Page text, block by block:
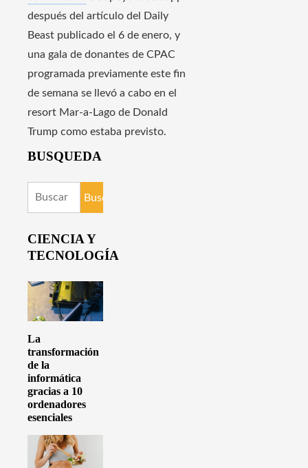
después del artículo del Daily
Beast publicado el 6 de enero, y
una gala de donantes de CPAC
programada previamente este fin
de semana se llevó a cabo en el
resort Mar-a-Lago de Donald
Trump como estaba previsto.
BUSQUEDA
Buscar:
CIENCIA Y
TECNOLOGÍA
La
transformación
de la
informática
gracias a 10
ordenadores
esenciales